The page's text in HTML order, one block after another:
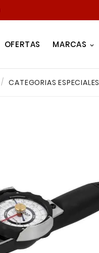
OFERTAS MARCAS
CATEGORIAS ESPECIALES